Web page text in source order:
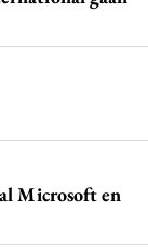
Microsoft en